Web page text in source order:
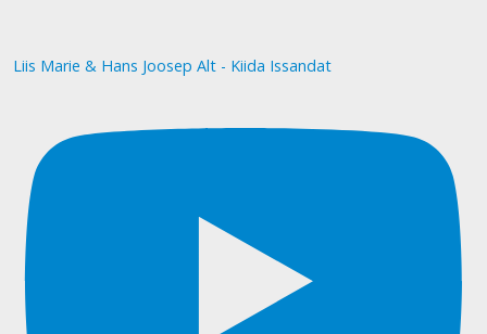
Liis Marie & Hans Joosep Alt - Kiida Issandat